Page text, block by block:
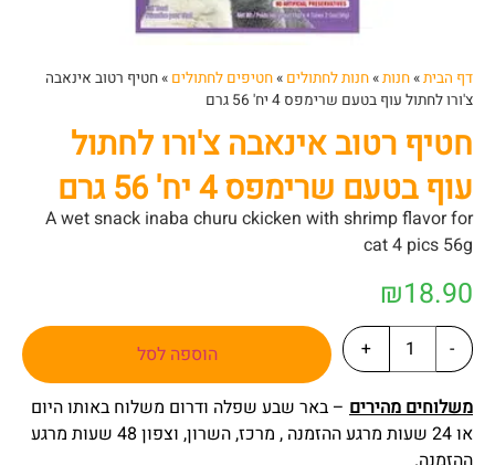
דף הבית»חנות»חנות לחתולים »חטיפים לחתולים »חטיף רטוב אינאבה
צ'ורו לחתול עוף בטעם שרימפס 4 יח' 56 גרם
חטיף רטוב אינאבה צ'ורו לחתול
עוף בטעם שרימפס 4 יח' 56 גרם
A wet snack inaba churu ckicken with shrimp flavor for
cat 4 pics 56g
₪18.90
-
+
הוספה לסל
משלוחים מהירים – באר שבע שפלה ודרום משלוח באותו היום
או 24 שעות מרגע ההזמנה , מרכז, השרון, וצפון 48 שעות מרגע